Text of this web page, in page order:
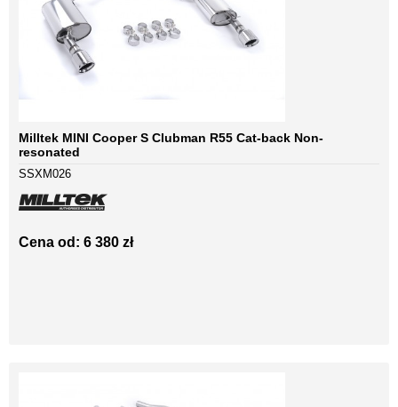
Milltek MINI Cooper S Clubman R55 Cat-back Non-
resonated
SSXM026
Cena od: 6 380 zł